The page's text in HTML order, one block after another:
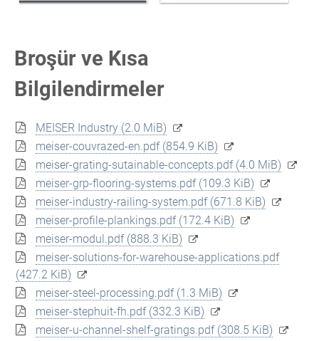
Broşür ve Kısa
Bilgilendirmeler
MEISER Industry (2.0 MiB)
meiser-couvrazed-en.pdf (854.9 KiB)
meiser-grating-sutainable-concepts.pdf (4.0 MiB)
meiser-grp-flooring-systems.pdf (109.3 KiB)
meiser-industry-railing-system.pdf (671.8 KiB)
meiser-profile-plankings.pdf (172.4 KiB)
meiser-modul.pdf (888.3 KiB)
meiser-solutions-for-warehouse-applications.pdf
(427.2 KiB)
meiser-steel-processing.pdf (1.3 MiB)
meiser-stephuit-fh.pdf (332.3 KiB)
meiser-u-channel-shelf-gratings.pdf (308.5 KiB)